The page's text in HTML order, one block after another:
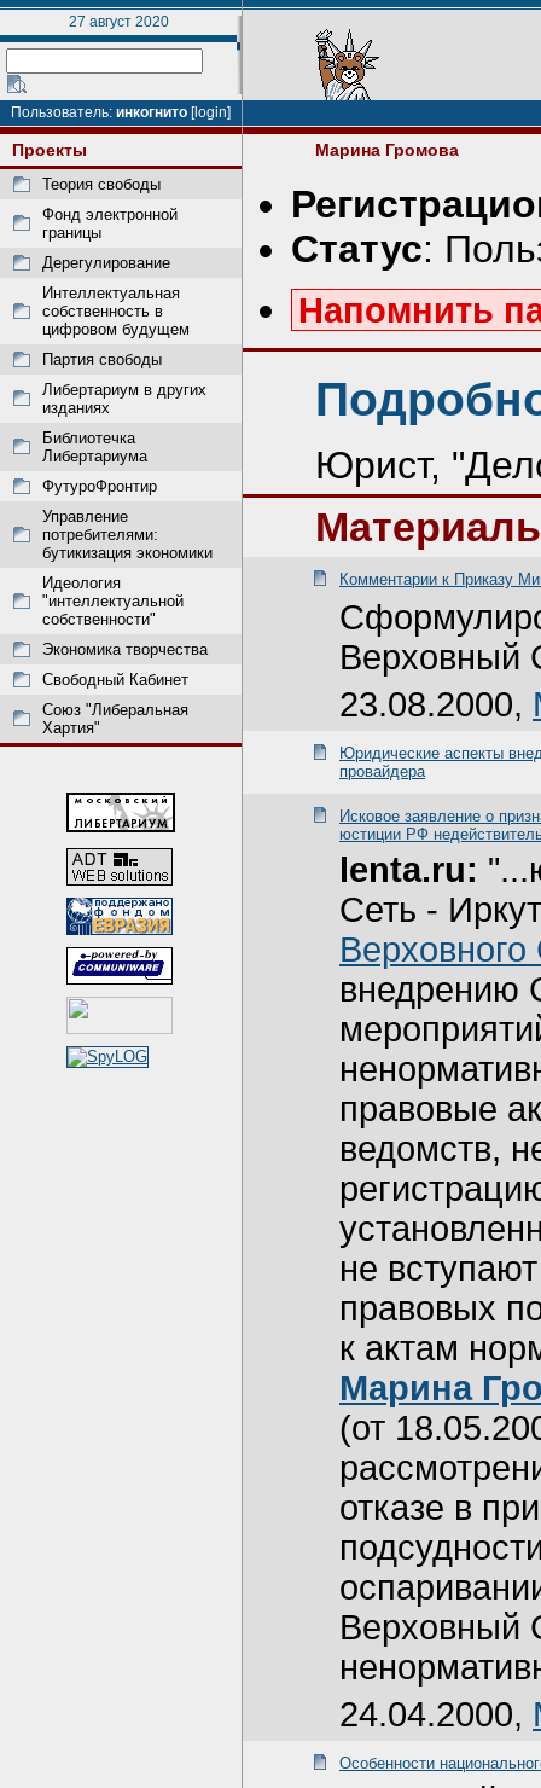
27 август 2020
Пользователь: инкогнито [login]
Проекты
Теория свободы
Фонд электронной
границы
Дерегулирование
Интеллектуальная
собственность в
цифровом будущем
Партия свободы
Либертариум в других
изданиях
Библиотечка
Либертариума
ФутуроФронтир
Управление
потребителями:
бутикизация экономики
Идеология
"интеллектуальной
собственности"
Экономика творчества
Свободный Кабинет
Союз "Либеральная
Хартия"
Марина Громова
Статус:
Напомнить
Юрист,
Комментарии к Приказу
Верховный
23.08.2000,
Юридические аспекты
провайдера
Исковое заявление о
юстиции РФ
lenta.ru:
Сеть -
внедрению
правовые
ведомств,
не
правовых
к актам
Марина
(от
отказе в
Верховный
24.04.2000,
Особенности